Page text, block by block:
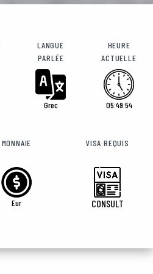
LANGUE
PARLÉE
Grec
HEURE
ACTUELLE
05:49:56
MONNAIE
Eur
VISA REQUIS
CONSULT